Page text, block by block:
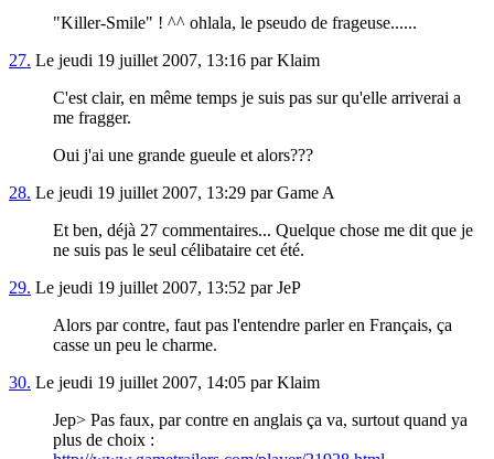
"Killer-Smile" ! ^^ ohlala, le pseudo de frageuse......
27. Le jeudi 19 juillet 2007, 13:16 par Klaim
C'est clair, en même temps je suis pas sur qu'elle arriverai a
me fragger.
Oui j'ai une grande gueule et alors???
28. Le jeudi 19 juillet 2007, 13:29 par Game A
Et ben, déjà 27 commentaires... Quelque chose me dit que je
ne suis pas le seul célibataire cet été.
29. Le jeudi 19 juillet 2007, 13:52 par JeP
Alors par contre, faut pas l'entendre parler en Français, ça
casse un peu le charme.
30. Le jeudi 19 juillet 2007, 14:05 par Klaim
Jep> Pas faux, par contre en anglais ça va, surtout quand ya
plus de choix :